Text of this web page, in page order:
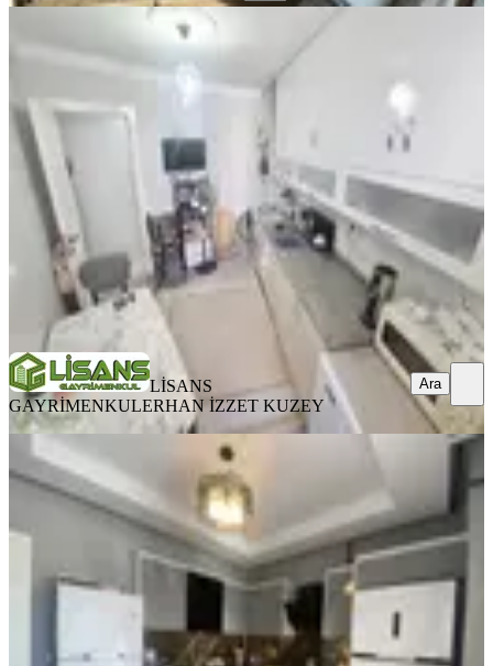
Sevenler Pas.civ.sitede İçi Yapılı
K.mutfak 3+1 Ext.daire Kaçmaz
Seyhan, Pınar Mahallesi
3+1·170 m² 4. Kat
3.730.000 ₺
LİSANS GAYRİMENKUL ERHAN İZZET KUZEY
LİSANS
GAYRİMENKULERHAN İZZET KUZEY
Ara
Emr'den Aydınlar'da 4+1 Lüks
Havuzlu Güvenlikli Site Satılık
Seyhan, Aydınlar Mahallesi
4+1·145 m² ·2. Kat 06.08.2026